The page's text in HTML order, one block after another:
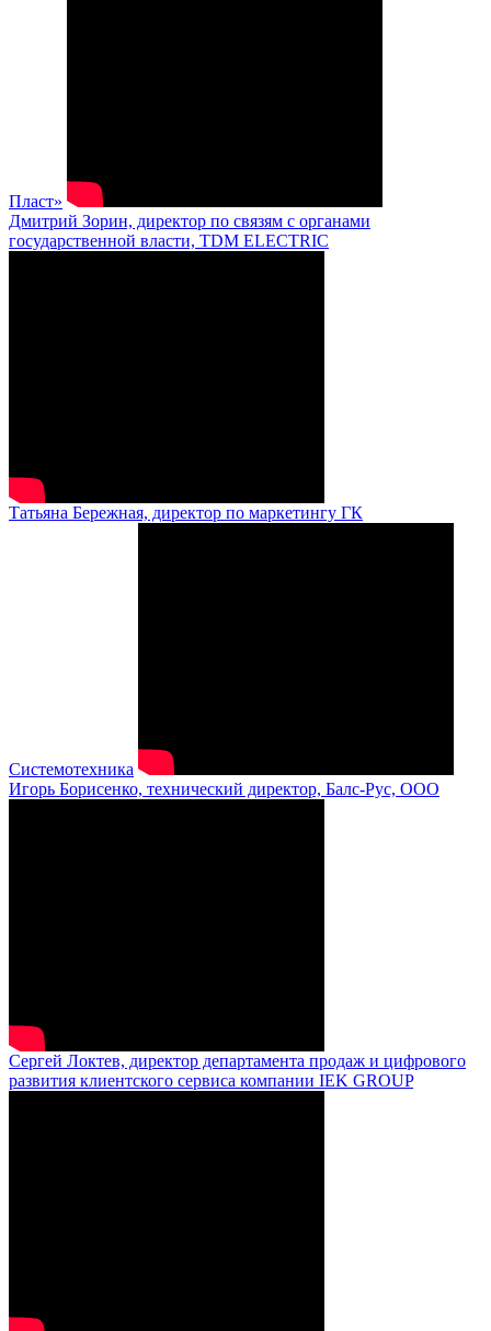
Пласт»
Дмитрий Зорин, директор по связям с органами
государственной власти, TDM ELECTRIC
Татьяна Бережная, директор по маркетингу ГК
Системотехника
Игорь Борисенко, технический директор, Балс-Рус, ООО
Сергей Локтев, директор департамента продаж и цифрового
развития клиентского сервиса компании IEK GROUP